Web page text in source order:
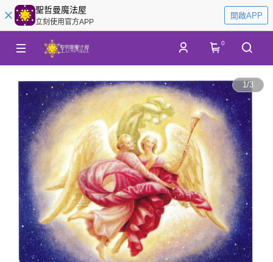
聖哲曼魔法屋
立刻使用官方APP
開啟APP
0
1/3